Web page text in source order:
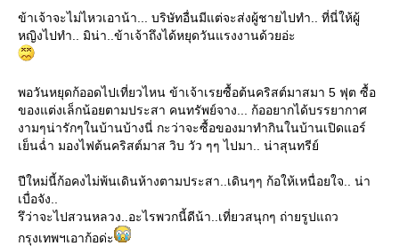
ข้าเจ้าจะไม่ไหวเอาน้า... บริษัทอื่นมีแต่จะส่งผู้ชายไปทำ.. ที่นี่ให้ผู้
หญิงไปทำ.. มิน่า..ข้าเจ้าถึงได้หยุดวันแรงงานด้วยอ่ะ
พอวันหยุดก้ออดไปเที่ยวไหน ข้าเจ้าเรยซื้อต้นคริสต์มาสมา 5 ฟุต ซื้อ
ของแต่งเล็กน้อยตามประสา คนทรัพย์จาง... ก้ออยากได้บรรยากาศ
งามๆน่ารักๆในบ้านบ้างนี่ กะว่าจะซื้อของมาทำกินในบ้านเปิดแอร์
เย็นฉ่ำ มองไฟต้นคริสต์มาส วิบ วัว ๆๆ ไปมา.. น่าสุนทรีย์
ปีใหม่นี้ก้อคงไม่พ้นเดินห้างตามประสา..เดินๆๆ ก้อให้เหนื่อยใจ.. น่า
เบื่อจัง..
รึว่าจะไปสวนหลวง..อะไรพวกนี้ดีน้า..เที่ยวสนุกๆ ถ่ายรูปแถว
กรุงเทพฯเอาก้อด่ะ